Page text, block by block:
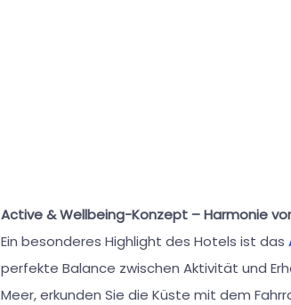
Active & Wellbeing-Konzept – Harmonie
Ein besonderes Highlight des Hotels ist das
perfekte Balance zwischen Aktivität und
Meer, erkunden Sie die Küste mit dem